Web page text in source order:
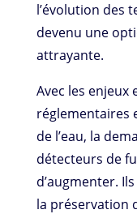
l’évolution des
devenu une
attrayante.
Avec les enjeux
réglementaires
de l’eau, la
détecteurs de
d’augmenter.
la préservation